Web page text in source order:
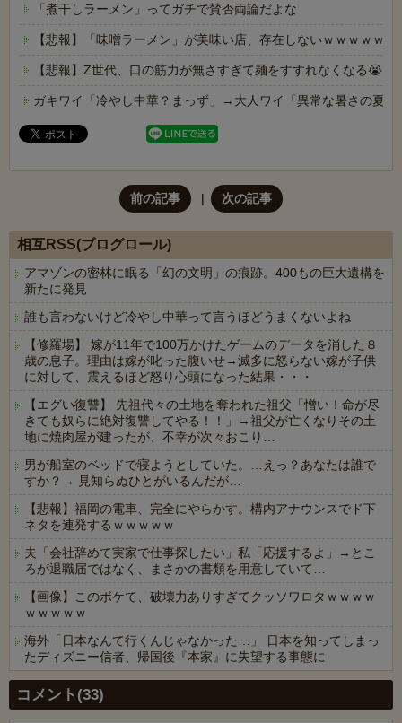
「煮干しラーメン」ってガチで賛否両論だよな
【悲報】「味噌ラーメン」が美味い店、存在しないｗｗｗｗｗ
【悲報】Z世代、口の筋力が無さすぎて麺をすすれなくなる😭
ガキワイ「冷やし中華？まっず」→大人ワイ「異常な暑さの夏
前の記事 次の記事
相互RSS(ブログロール)
アマゾンの密林に眠る「幻の文明」の痕跡。400もの巨大遺構を
新たに発見
誰も言わないけど冷やし中華って言うほどうまくないよね
【修羅場】 嫁が11年で100万かけたゲームのデータを消した８
歳の息子。理由は嫁が叱った腹いせ→滅多に怒らない嫁が子供
に対して、震えるほど怒り心頭になった結果・・・
【エグい復讐】 先祖代々の土地を奪われた祖父「憎い！命が尽
きても奴らに絶対復讐してやる！！」→祖父が亡くなりその土
地に焼肉屋が建ったが、不幸が次々おこり…
男が船室のベッドで寝ようとしていた。…えっ？あなたは誰で
すか？→ 見知らぬひとがいるんだが…
【悲報】福岡の電車、完全にやらかす。構内アナウンスでド下
ネタを連発するｗｗｗｗｗ
夫「会社辞めて実家で仕事探したい」私「応援するよ」→とこ
ろが退職届ではなく、まさかの書類を用意していて…
【画像】このボケて、破壊力ありすぎてクッソワロタｗｗｗｗ
ｗｗｗｗｗ
海外「日本なんて行くんじゃなかった…」 日本を知ってしまっ
たディズニー信者、帰国後『本家』に失望する事態に
Powered by livedoor 相互RSS
コメント(33)